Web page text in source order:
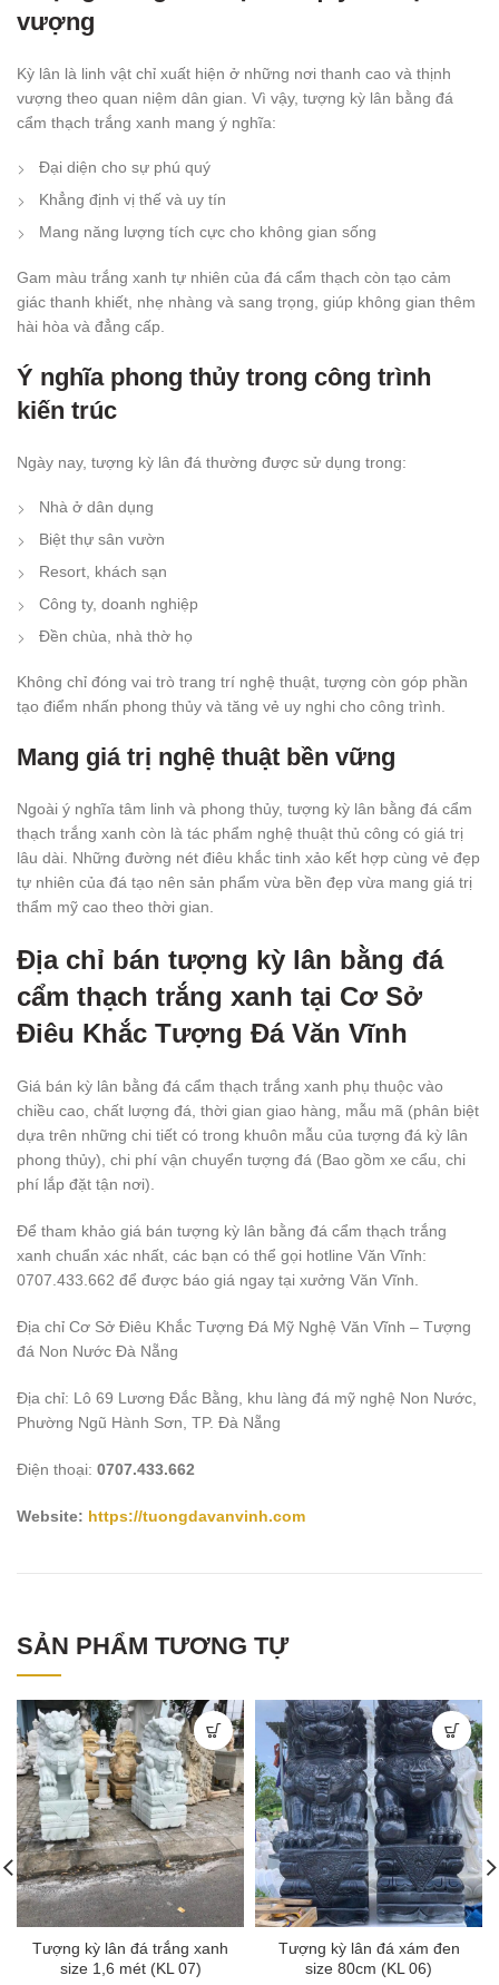
vượng
Kỳ lân là linh vật chỉ xuất hiện ở những nơi thanh cao và thịnh
vượng theo quan niệm dân gian. Vì vậy, tượng kỳ lân bằng đá
cẩm thạch trắng xanh mang ý nghĩa:
Đại diện cho sự phú quý
Khẳng định vị thế và uy tín
Mang năng lượng tích cực cho không gian sống
Gam màu trắng xanh tự nhiên của đá cẩm thạch còn tạo cảm
giác thanh khiết, nhẹ nhàng và sang trọng, giúp không gian thêm
hài hòa và đẳng cấp.
Ý nghĩa phong thủy trong công trình
kiến trúc
Ngày nay, tượng kỳ lân đá thường được sử dụng trong:
Nhà ở dân dụng
Biệt thự sân vườn
Resort, khách sạn
Công ty, doanh nghiệp
Đền chùa, nhà thờ họ
Không chỉ đóng vai trò trang trí nghệ thuật, tượng còn góp phần
tạo điểm nhấn phong thủy và tăng vẻ uy nghi cho công trình.
Mang giá trị nghệ thuật bền vững
Ngoài ý nghĩa tâm linh và phong thủy, tượng kỳ lân bằng đá cẩm
thạch trắng xanh còn là tác phẩm nghệ thuật thủ công có giá trị
lâu dài. Những đường nét điêu khắc tinh xảo kết hợp cùng vẻ đẹp
tự nhiên của đá tạo nên sản phẩm vừa bền đẹp vừa mang giá trị
thẩm mỹ cao theo thời gian.
Địa chỉ bán tượng kỳ lân bằng đá
cẩm thạch trắng xanh tại Cơ Sở
Điêu Khắc Tượng Đá Văn Vĩnh
Giá bán kỳ lân bằng đá cẩm thạch trắng xanh phụ thuộc vào
chiều cao, chất lượng đá, thời gian giao hàng, mẫu mã (phân biệt
dựa trên những chi tiết có trong khuôn mẫu của tượng đá kỳ lân
phong thủy), chi phí vận chuyển tượng đá (Bao gồm xe cẩu, chi
phí lắp đặt tận nơi).
Để tham khảo giá bán tượng kỳ lân bằng đá cẩm thạch trắng
xanh chuẩn xác nhất, các bạn có thể gọi hotline Văn Vĩnh:
0707.433.662 để được báo giá ngay tại xưởng Văn Vĩnh.
Địa chỉ Cơ Sở Điêu Khắc Tượng Đá Mỹ Nghệ Văn Vĩnh – Tượng
đá Non Nước Đà Nẵng
Địa chỉ: Lô 69 Lương Đắc Bằng, khu làng đá mỹ nghệ Non Nước,
Phường Ngũ Hành Sơn, TP. Đà Nẵng
Điện thoại: 0707.433.662
Website: https://tuongdavanvinh.com
SẢN PHẨM TƯƠNG TỰ
Tượng kỳ lân đá trắng xanh
size 1,6 mét (KL 07)
Tượng kỳ lân đá xám đen
size 80cm (KL 06)